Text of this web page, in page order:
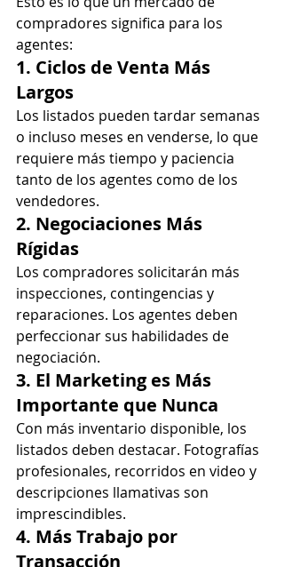
compradores significa para los
agentes:
1. Ciclos de Venta Más
Largos
Los listados pueden tardar semanas
o incluso meses en venderse, lo que
requiere más tiempo y paciencia
tanto de los agentes como de los
vendedores.
2. Negociaciones Más
Rígidas
Los compradores solicitarán más
inspecciones, contingencias y
reparaciones. Los agentes deben
perfeccionar sus habilidades de
negociación.
3. El Marketing es Más
Importante que Nunca
Con más inventario disponible, los
listados deben destacar. Fotografías
profesionales, recorridos en video y
descripciones llamativas son
imprescindibles.
4. Más Trabajo por
Transacción